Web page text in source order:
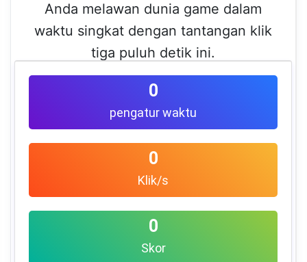
Anda melawan dunia game dalam
waktu singkat dengan tantangan klik
tiga puluh detik ini.
0
pengatur waktu
0
Klik/s
0
Skor